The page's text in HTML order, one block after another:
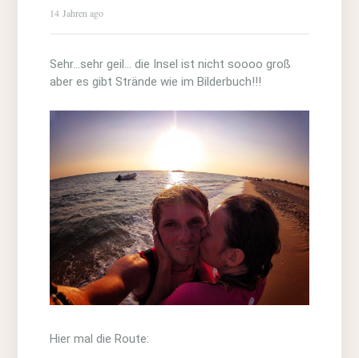
14 Jahren ago
Sehr…sehr geil… die Insel ist nicht soooo groß
aber es gibt Strände wie im Bilderbuch!!!
Hier mal die Route: